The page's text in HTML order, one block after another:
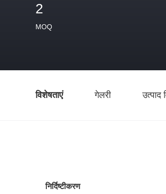
2
MOQ
विशेषताएं गेलरी उत्पाद
निर्दिष्टीकरण